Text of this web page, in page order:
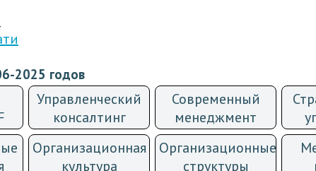
2025 годов
Управленческий
консалтинг
Современный
менеджмент
Организационная
культура
Организационные
структуры